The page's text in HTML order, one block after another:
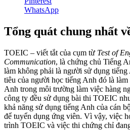
WhatsApp
Tổng quát chung nhất
TOEIC – viết tắt của cụm từ Test of
Communication, là chứng chủ Tiếng
làm không phải là người sử dụng
tiêu của người học tiếng Anh đó là làm
Anh trong môi trường làm việc hàng
công ty đều sử dụng bài thi TOEIC
khả năng sử dụng tiếng Anh của cán
để tuyển dụng ứng viên. Vì vậy, việc
trình TOEIC và việc thi chứng chỉ